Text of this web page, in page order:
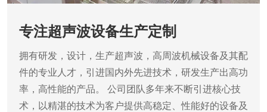
专注超声波设备生产定制
拥有研发，设计，生产超声波，高周波机械设备及其配
件的专业人才，引进国内外先进技术，研发生产出高功
率，高性能的产品。 公司团队多年来不断引进核心技
术，以精湛的技术为客户提供高稳定、性能好的设备及